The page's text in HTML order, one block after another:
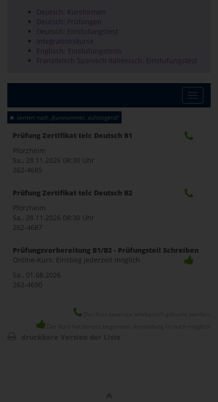
Deutsch: Kursformen
Deutsch: Prüfungen
Deutsch: Einstufungstest
Integrationskurse
Englisch: Einstufungstests
Französisch Spanisch Italienisch: Einstufungstest
Toggle
sortiert nach „Kursnummer, aufsteigend“
Prüfung Zertifikat telc Deutsch B1
Pforzheim
Sa., 28.11.2026 08:30 Uhr
262-4685
Prüfung Zertifikat telc Deutsch B2
Pforzheim
Sa., 28.11.2026 08:30 Uhr
262-4687
Prüfungsvorbereitung B1/B2 - Prüfungsteil Schreiben
Online-Kurs: Einstieg jederzeit möglich
Sa., 01.08.2026
262-4690